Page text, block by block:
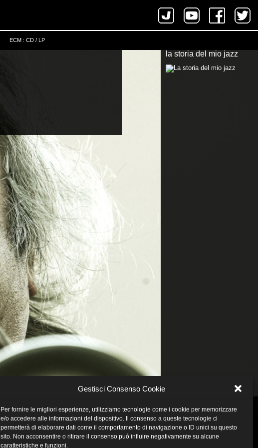
Gestisci Consenso Cookie
Per fornire le migliori esperienze, utilizziamo tecnologie come i cookie per memorizzare
e/o accedere alle informazioni del dispositivo. Il consenso a queste tecnologie ci
permetterà di elaborare dati come il comportamento di navigazione o ID unici su questo
sito. Non acconsentire o ritirare il consenso può influire negativamente su alcune
caratteristiche e funzioni.
ECM : CD / LP
la storia del mio jazz